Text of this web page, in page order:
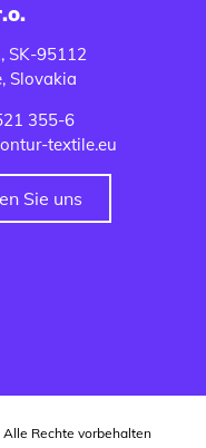
SK-95112
Slovakia
355-6
textile.eu
Sie uns
Rechte vorbehalten